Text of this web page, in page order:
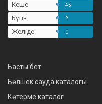
Кеше 45
Бүгін 2
Желіде: 0
Басты бет
Бөлшек сауда каталогы
Көтерме каталог